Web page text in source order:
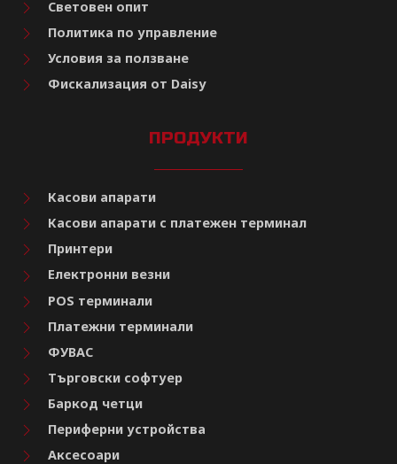
Световен опит
Политика по управление
Условия за ползване
Фискализация от Daisy
ПРОДУКТИ
Касови апарати
Касови апарати с платежен терминал
Принтери
Електронни везни
POS терминали
Платежни терминали
ФУВАС
Търговски софтуер
Баркод четци
Периферни устройства
Аксесоари